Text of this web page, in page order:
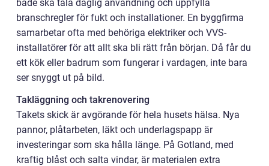
både ska tåla daglig användning och uppfylla
branschregler för fukt och installationer. En byggfirma
samarbetar ofta med behöriga elektriker och VVS-
installatörer för att allt ska bli rätt från början. Då får du
ett kök eller badrum som fungerar i vardagen, inte bara
ser snyggt ut på bild.
Takläggning och takrenovering
Takets skick är avgörande för hela husets hälsa. Nya
pannor, plåtarbeten, läkt och underlagspapp är
investeringar som ska hålla länge. På Gotland, med
kraftig blåst och salta vindar, är materialen extra